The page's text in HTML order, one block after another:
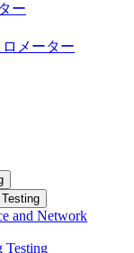
ー
メーター
and Network
Testing